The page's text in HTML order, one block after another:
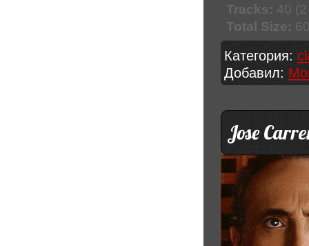
Tracks: 40
Total Size:
Категория:
Добавил:
Jose